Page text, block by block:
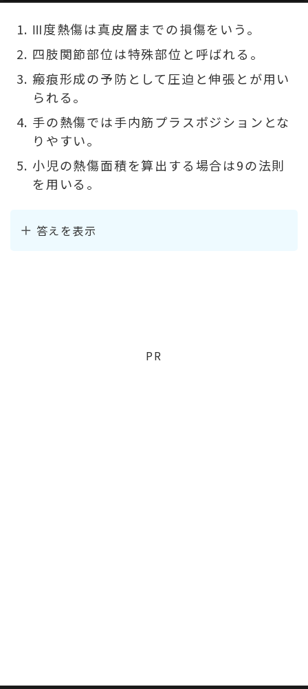
Ⅲ度熱傷は真皮層までの損傷をいう。
四肢関節部位は特殊部位と呼ばれる。
瘢痕形成の予防として圧迫と伸張とが用い
られる。
手の熱傷では手内筋プラスポジションとな
りやすい。
小児の熱傷面積を算出する場合は9の法則
を用いる。
答えを表示
PR